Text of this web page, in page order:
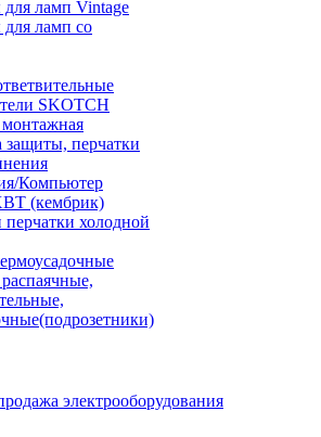
ламп Vintage
ламп со
SKOTCH
защиты, перчатки
Компьютер
(кембрик)
холодной